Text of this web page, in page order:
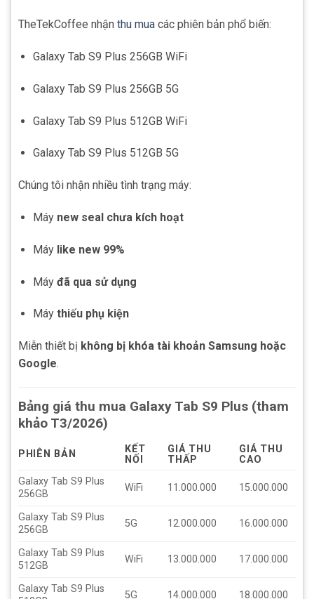
TheTekCoffee nhận thu mua các phiên bản phổ biến:
Galaxy Tab S9 Plus 256GB WiFi
Galaxy Tab S9 Plus 256GB 5G
Galaxy Tab S9 Plus 512GB WiFi
Galaxy Tab S9 Plus 512GB 5G
Chúng tôi nhận nhiều tình trạng máy:
Máy new seal chưa kích hoạt
Máy like new 99%
Máy đã qua sử dụng
Máy thiếu phụ kiện
Miễn thiết bị không bị khóa tài khoản Samsung hoặc
Google.
Bảng giá thu mua Galaxy Tab S9 Plus (tham
khảo T3/2026)
PHIÊN BẢN
KẾT
NỐI
GIÁ THU
THẤP
GIÁ THU
CAO
Galaxy Tab S9 Plus
256GB
WiFi 11.000.000 15.000.000
Galaxy Tab S9 Plus
256GB
5G 12.000.000 16.000.000
Galaxy Tab S9 Plus
512GB
WiFi 13.000.000 17.000.000
Galaxy Tab S9 Plus
5G 14.000.000 18.000.000